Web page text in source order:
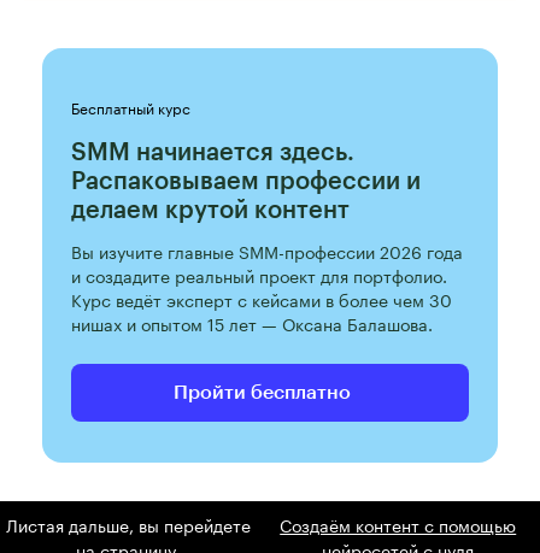
Бесплатный курс
SMM начинается здесь.
Распаковываем профессии и
делаем крутой контент
Вы изучите главные SMM-профессии 2026 года
и создадите реальный проект для портфолио.
Курс ведёт эксперт с кейсами в более чем 30
нишах и опытом 15 лет — Оксана Балашова.
Пройти бесплатно
Листая дальше, вы перейдете
Создаём контент с помощью